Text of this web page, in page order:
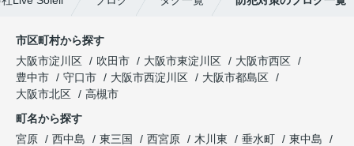
市区町村から探す
大阪市淀川区
吹田市 大阪市東淀川区
大阪市西区
豊中市
守口市 大阪市西淀川区
大阪市都島区
大阪市北区
高槻市
町名から探す
宮原
西中島 東三国 西宮原 木川東 垂水町
東中島